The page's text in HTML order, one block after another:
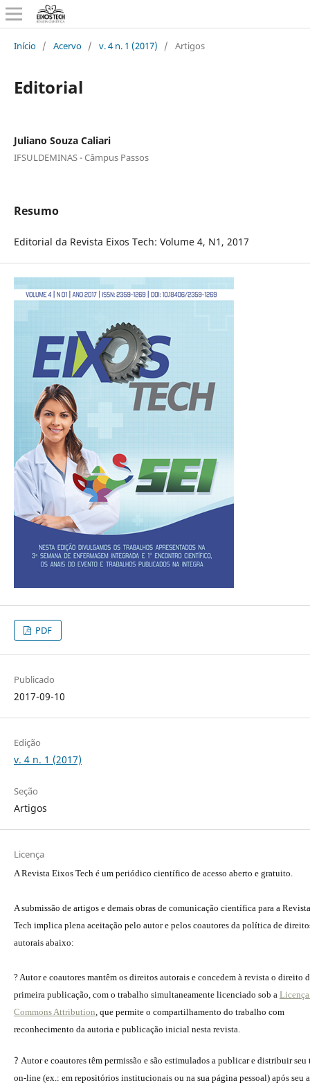
Início / Acervo / v. 4 n. 1 (2017) / Artigos
Editorial
Juliano Souza Caliari
IFSULDEMINAS - Câmpus Passos
Resumo
Editorial da Revista Eixos Tech: Volume 4, N1, 2017
PDF
Publicado
2017-09-10
Edição
v. 4 n. 1 (2017)
Seção
Artigos
Licença
A Revista Eixos Tech é um periódico científico de acesso aberto e gratuito.
A submissão de artigos e demais obras de comunicação científica para a
Tech implica plena aceitação pelo autor e pelos coautores da política de
autorais abaixo:
? Autor e coautores mantêm os direitos autorais e concedem à revista o direito
primeira publicação, com o trabalho simultaneamente licenciado sob a
Commons Attribution, que permite o compartilhamento do trabalho com
reconhecimento da autoria e publicação inicial nesta revista.
? Autor e coautores têm permissão e são estimulados a publicar e distribuir seu
on-line (ex.: em repositórios institucionais ou na sua página pessoal) após seu